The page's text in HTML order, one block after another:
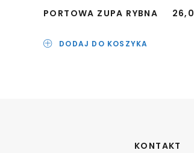
PORTOWA ZUPA RYBNA
DODAJ DO KOSZYKA
KONTAKT